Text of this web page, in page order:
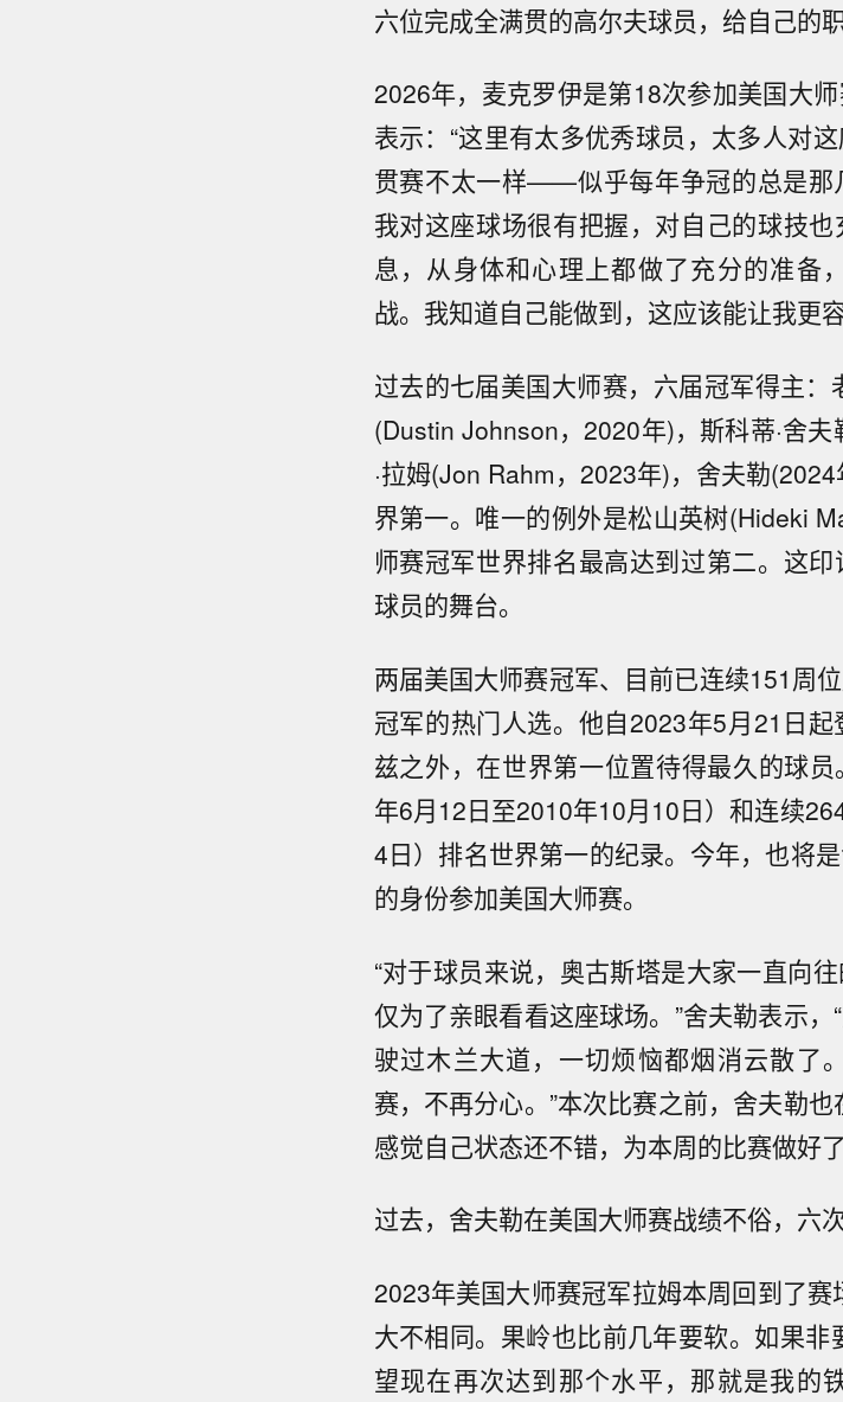
六位完成全满贯的高尔夫球员，给自己的
2026年，麦克罗伊是第18次参加美国大
表示：“这里有太多优秀球员，太多人对
贯赛不太一样——似乎每年争冠的总是那
我对这座球场很有把握，对自己的球技
息，从身体和心理上都做了充分的准备
战。我知道自己能做到，这应该能让我更
过去的七届美国大师赛，六届冠军得主
(Dustin Johnson，2020年)，斯科蒂·舍
·拉姆(Jon Rahm，2023年)，舍夫勒
界第一。唯一的例外是松山英树(Hideki
师赛冠军世界排名最高达到过第二。这
球员的舞台。
两届美国大师赛冠军、目前已连续151周
冠军的热门人选。他自2023年5月21日
兹之外，在世界第一位置待得最久的球
年6月12日至2010年10月10日）和连续
4日）排名世界第一的纪录。今年，也将
的身份参加美国大师赛。
“对于球员来说，奥古斯塔是大家一直向
仅为了亲眼看看这座球场。”舍夫勒表示
驶过木兰大道，一切烦恼都烟消云散了
赛，不再分心。”本次比赛之前，舍夫勒
感觉自己状态还不错，为本周的比赛做好
过去，舍夫勒在美国大师赛战绩不俗，六
2023年美国大师赛冠军拉姆本周回到了
大不相同。果岭也比前几年要软。如果
望现在再次达到那个水平，那就是我的